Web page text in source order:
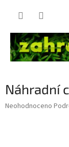
Náhradní
Průměrné
Neohodnoceno